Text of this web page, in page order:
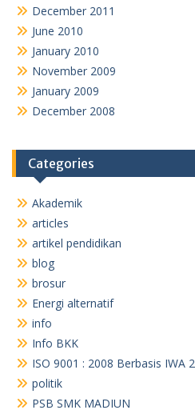
December 2011
June 2010
January 2010
November 2009
January 2009
December 2008
Categories
Akademik
articles
artikel pendidikan
blog
brosur
Energi alternatif
info
Info BKK
ISO 9001 : 2008 Berbasis IWA 2
politik
PSB SMK MADIUN